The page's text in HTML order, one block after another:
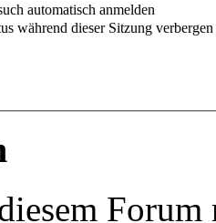
automatisch anmelden
während dieser Sitzung verbergen